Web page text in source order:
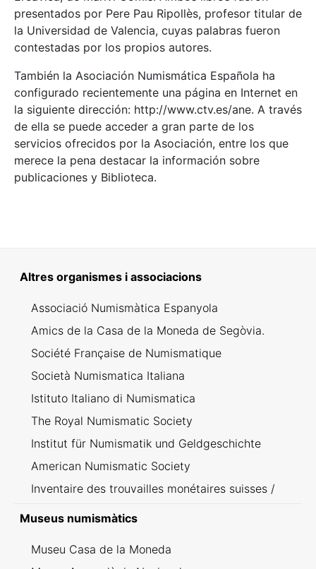
presentados por Pere Pau Ripollès, profesor titular de
la Universidad de Valencia, cuyas palabras fueron
contestadas por los propios autores.
También la Asociación Numismática Española ha
configurado recientemente una página en Internet en
la siguiente dirección: http://www.ctv.es/ane. A través
de ella se puede acceder a gran parte de los
servicios ofrecidos por la Asociación, entre los que
merece la pena destacar la información sobre
publicaciones y Biblioteca.
Altres organismes i associacions
Associació Numismàtica Espanyola
Amics de la Casa de la Moneda de Segòvia.
Société Française de Numismatique
Società Numismatica Italiana
Istituto Italiano di Numismatica
The Royal Numismatic Society
Institut für Numismatik und Geldgeschichte
American Numismatic Society
Inventaire des trouvailles monétaires suisses /
Museus numismàtics
Museu Casa de la Moneda